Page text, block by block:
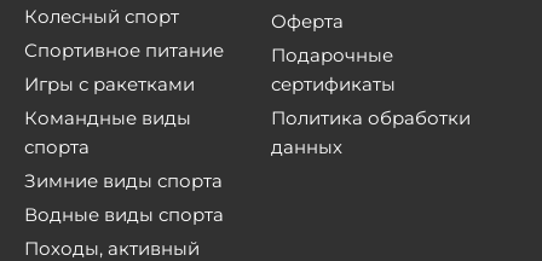
Колесный спорт
Спортивное питание
Игры с ракетками
Командные виды
спорта
Зимние виды спорта
Водные виды спорта
Походы, активный
Оферта
Подарочные
сертификаты
Политика обработки
данных